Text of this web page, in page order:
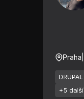
Praha
DRUPAL
+5 další